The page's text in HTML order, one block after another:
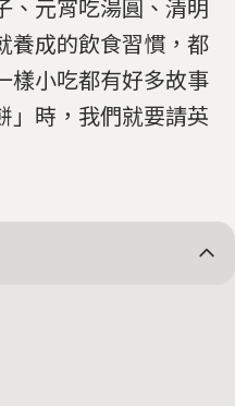
、元宵吃湯圓、清明
養成的飲食習慣，都
樣小吃都有好多故事
」時，我們就要請英